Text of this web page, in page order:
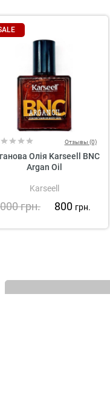
Отзывы (0)
Олія Karseell BNC
Argan Oil
Karseell
грн. 800 грн.